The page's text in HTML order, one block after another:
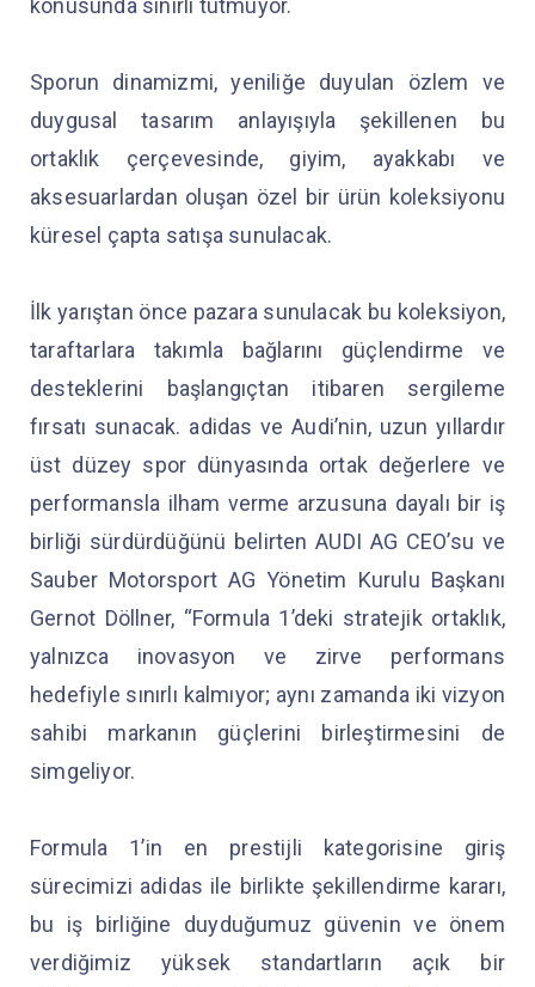
konusunda sınırlı tutmuyor.
Sporun dinamizmi, yeniliğe duyulan özlem ve
duygusal tasarım anlayışıyla şekillenen bu
ortaklık çerçevesinde, giyim, ayakkabı ve
aksesuarlardan oluşan özel bir ürün koleksiyonu
küresel çapta satışa sunulacak.
İlk yarıştan önce pazara sunulacak bu koleksiyon,
taraftarlara takımla bağlarını güçlendirme ve
desteklerini başlangıçtan itibaren sergileme
fırsatı sunacak. adidas ve Audi’nin, uzun yıllardır
üst düzey spor dünyasında ortak değerlere ve
performansla ilham verme arzusuna dayalı bir iş
birliği sürdürdüğünü belirten AUDI AG CEO’su ve
Sauber Motorsport AG Yönetim Kurulu Başkanı
Gernot Döllner, “Formula 1’deki stratejik ortaklık,
yalnızca inovasyon ve zirve performans
hedefiyle sınırlı kalmıyor; aynı zamanda iki vizyon
sahibi markanın güçlerini birleştirmesini de
simgeliyor.
Formula 1’in en prestijli kategorisine giriş
sürecimizi adidas ile birlikte şekillendirme kararı,
bu iş birliğine duyduğumuz güvenin ve önem
verdiğimiz yüksek standartların açık bir